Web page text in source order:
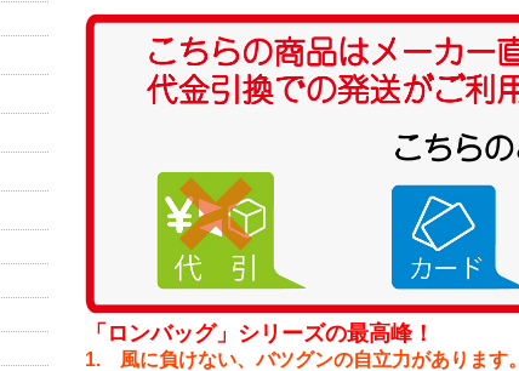
「ロンバッグ」シリーズの最高峰！
1. 風に負けない、バツグンの自立力があります。